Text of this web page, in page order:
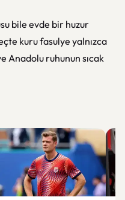
bile evde bir huzur
kuru fasulye yalnızca
Anadolu ruhunun sıcak